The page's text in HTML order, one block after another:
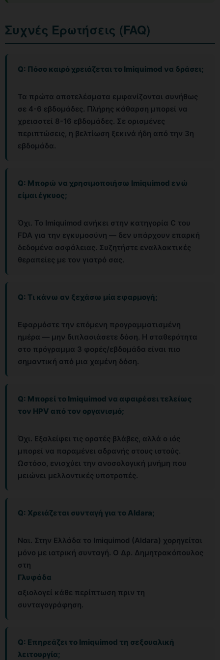
Συχνές Ερωτήσεις (FAQ)
Q: Πόσο καιρό χρειάζεται το Imiquimod να δράσει;
Τα πρώτα αποτελέσματα εμφανίζονται συνήθως
σε 4-6 εβδομάδες. Πλήρης κάθαρση μπορεί να
χρειαστεί 8-16 εβδομάδες. Σε ορισμένες
περιπτώσεις, η βελτίωση ξεκινά ήδη από την 3η
εβδομάδα.
Q: Μπορώ να χρησιμοποιήσω Imiquimod ενώ
είμαι έγκυος;
Όχι. Το Imiquimod ανήκει στην κατηγορία C του
FDA για την εγκυμοσύνη — δεν υπάρχουν επαρκή
δεδομένα ασφάλειας. Συζητήστε εναλλακτικές
θεραπείες με τον γιατρό σας.
Q: Τι κάνω αν ξεχάσω μία εφαρμογή;
Εφαρμόστε την επόμενη προγραμματισμένη
ημέρα — μην διπλασιάσετε δόση. Η σταθερότητα
στο πρόγραμμα 3 φορές/εβδομάδα είναι πιο
σημαντική από μια χαμένη δόση.
Q: Μπορεί το Imiquimod να αφαιρέσει τελείως
τον HPV από τον οργανισμό;
Όχι. Εξαλείφει τις ορατές βλάβες, αλλά ο ιός
μπορεί να παραμένει αδρανής στους ιστούς.
Ωστόσο, ενισχύει την ανοσολογική μνήμη που
μειώνει μελλοντικές υποτροπές.
Q: Χρειάζεται συνταγή για το Aldara;
Ναι. Στην Ελλάδα το Imiquimod (Aldara) χορηγείται
μόνο με ιατρική συνταγή. Ο Δρ. Δημητρακόπουλος
στη
Γλυφάδα
αξιολογεί κάθε περίπτωση πριν τη
συνταγογράφηση.
Q: Επηρεάζει το Imiquimod τη σεξουαλική
λειτουργία;